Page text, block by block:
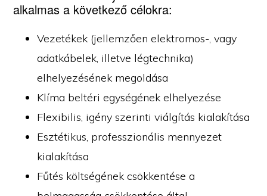
alkalmas a következő célokra:
Vezetékek (jellemzően elektromos-, vagy
adatkábelek, illetve légtechnika)
elhelyezésének megoldása
Klíma beltéri egységének elhelyezése
Flexibilis, igény szerinti viálgítás kialakítása
Esztétikus, professzionális mennyezet
kialakítása
Fűtés költségének csökkentése a